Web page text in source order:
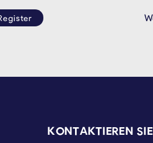
KONTAKTIEREN